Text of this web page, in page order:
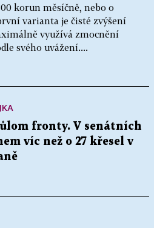
korun měsíčně, nebo o
varianta je čisté zvýšení
využívá zmocnění
svého uvážení....
fronty. V senátních
víc než o 27 křesel v